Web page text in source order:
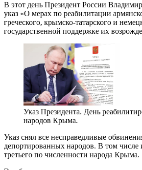
В этот день Президент России
указ «О мерах по реабилитации
греческого, крымско-татарского и
государственной поддержке их
Указ Президента. День
народов Крыма.
Указ снял все несправедливые
депортированных народов. В том числе
третьего по численности народа Крыма.